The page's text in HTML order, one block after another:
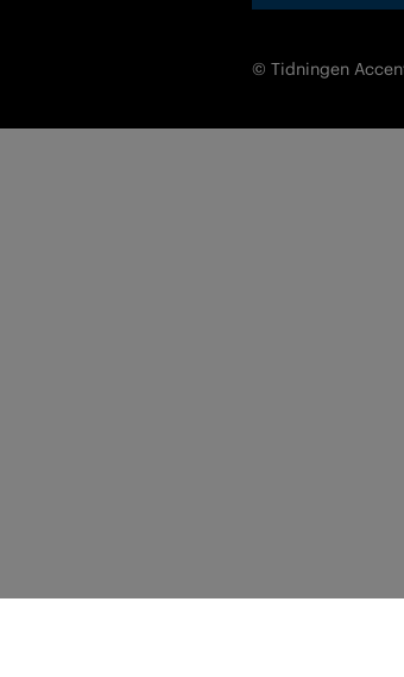
© Tidningen